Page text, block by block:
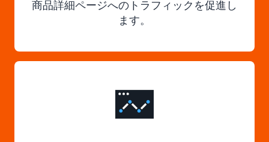
商品詳細ページへのトラフィックを促進し
ます。